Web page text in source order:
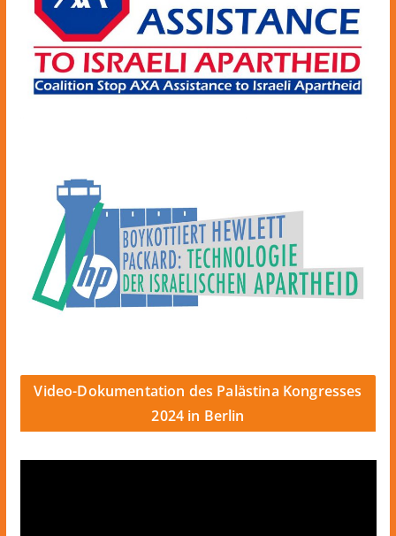
Video-Dokumentation des Palästina Kongresses
2024 in Berlin